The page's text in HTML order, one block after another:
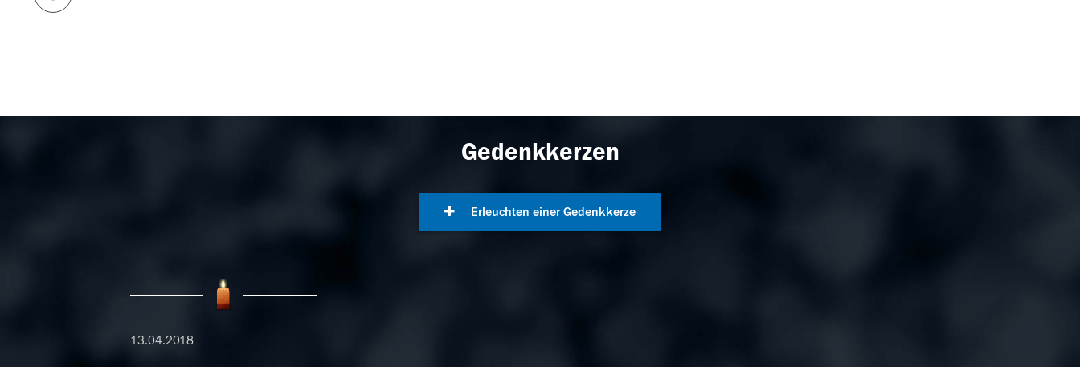
Gedenkkerzen
Erleuchten einer Gedenkkerze
13.04.2018